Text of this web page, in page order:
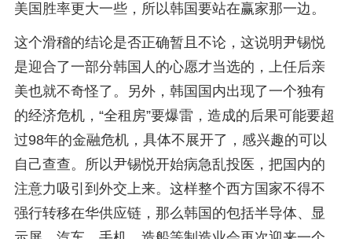
美国胜率更大一些，所以韩国要站在赢家那一边。
这个滑稽的结论是否正确暂且不论，这说明尹锡悦
是迎合了一部分韩国人的心愿才当选的，上任后亲
美也就不奇怪了。另外，韩国国内出现了一个独有
的经济危机，“全租房”要爆雷，造成的后果可能要超
过98年的金融危机，具体不展开了，感兴趣的可以
自己查查。所以尹锡悦开始病急乱投医，把国内的
注意力吸引到外交上来。这样整个西方国家不得不
强行转移在华供应链，那么韩国的包括半导体、显